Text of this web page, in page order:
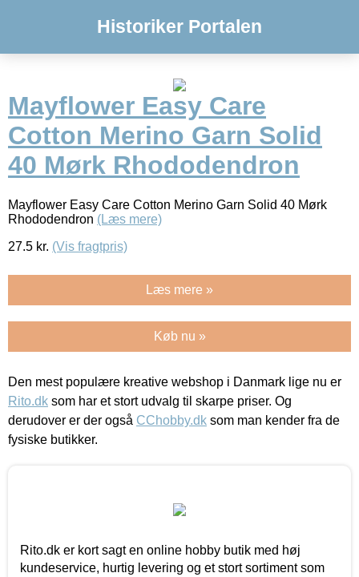
Historiker Portalen
Mayflower Easy Care
Cotton Merino Garn Solid
40 Mørk Rhododendron
Mayflower Easy Care Cotton Merino Garn Solid 40 Mørk
Rhododendron (Læs mere)
27.5 kr. (Vis fragtpris)
Læs mere »
Køb nu »
Den mest populære kreative webshop i Danmark lige nu er
Rito.dk som har et stort udvalg til skarpe priser. Og
derudover er der også CChobby.dk som man kender fra de
fysiske butikker.
Rito.dk er kort sagt en online hobby butik med høj
kundeservice, hurtig levering og et stort sortiment som